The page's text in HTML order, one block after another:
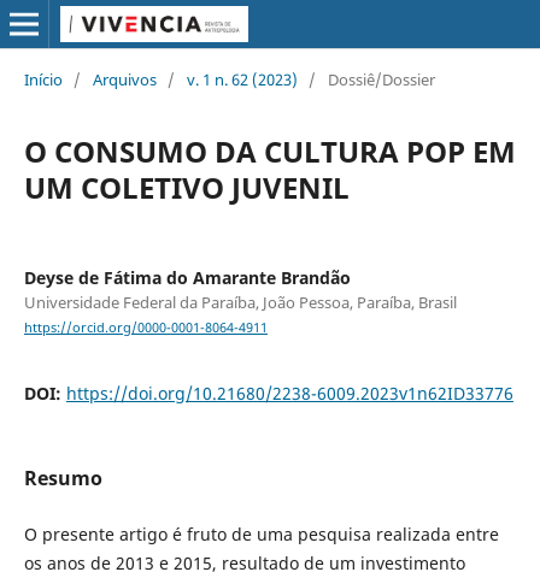
Início / Arquivos / v. 1 n. 62 (2023) / Dossiê/Dossier
O CONSUMO DA CULTURA POP EM
UM COLETIVO JUVENIL
Deyse de Fátima do Amarante Brandão
Universidade Federal da Paraíba, João Pessoa, Paraíba, Brasil
https://orcid.org/0000-0001-8064-4911
DOI: https://doi.org/10.21680/2238-6009.2023v1n62ID33776
Resumo
O presente artigo é fruto de uma pesquisa realizada entre
os anos de 2013 e 2015, resultado de um investimento